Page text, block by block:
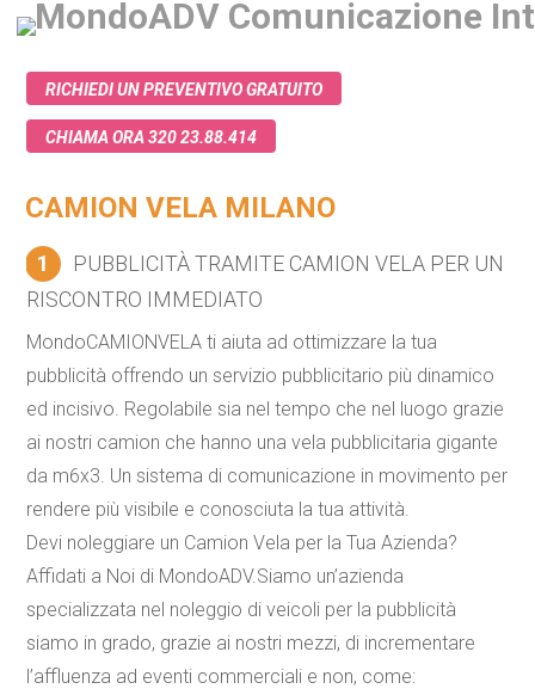
RICHIEDI UN PREVENTIVO GRATUITO
CHIAMA ORA 320 23.88.414
CAMION VELA MILANO
1
PUBBLICITÀ TRAMITE CAMION VELA PER UN
RISCONTRO IMMEDIATO
MondoCAMIONVELA ti aiuta ad ottimizzare la tua
pubblicità offrendo un servizio pubblicitario più dinamico
ed incisivo. Regolabile sia nel tempo che nel luogo grazie
ai nostri camion che hanno una vela pubblicitaria gigante
da m6x3. Un sistema di comunicazione in movimento per
rendere più visibile e conosciuta la tua attività.
Devi noleggiare un Camion Vela per la Tua Azienda?
Affidati a Noi di MondoADV.Siamo un’azienda
specializzata nel noleggio di veicoli per la pubblicità
siamo in grado, grazie ai nostri mezzi, di incrementare
l’affluenza ad eventi commerciali e non, come: